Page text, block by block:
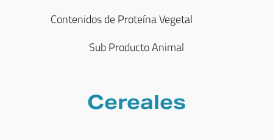
Contenidos de Proteína Vegetal
Sub Producto Animal
Cereales